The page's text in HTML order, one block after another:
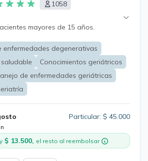
1058
mayores de 15 años.
enfermedades degenerativas
Conocimientos geriátricos
de enfermedades geriátricas
Particular: $ 45.000
$ 13.500, el resto al reembolsar